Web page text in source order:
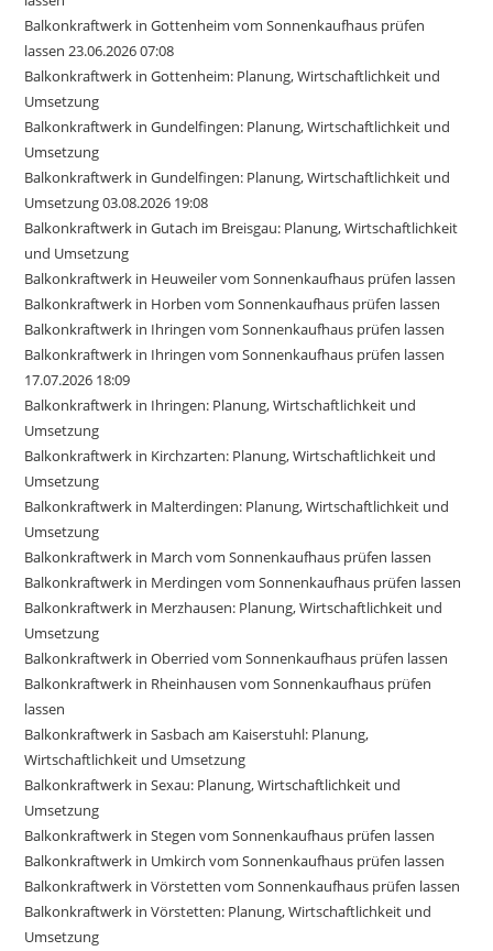
Balkonkraftwerk in Gottenheim vom Sonnenkaufhaus prüfen
lassen 23.06.2026 07:08
Balkonkraftwerk in Gottenheim: Planung, Wirtschaftlichkeit und
Umsetzung
Balkonkraftwerk in Gundelfingen: Planung, Wirtschaftlichkeit und
Umsetzung
Balkonkraftwerk in Gundelfingen: Planung, Wirtschaftlichkeit und
Umsetzung 03.08.2026 19:08
Balkonkraftwerk in Gutach im Breisgau: Planung, Wirtschaftlichkeit
und Umsetzung
Balkonkraftwerk in Heuweiler vom Sonnenkaufhaus prüfen lassen
Balkonkraftwerk in Horben vom Sonnenkaufhaus prüfen lassen
Balkonkraftwerk in Ihringen vom Sonnenkaufhaus prüfen lassen
Balkonkraftwerk in Ihringen vom Sonnenkaufhaus prüfen lassen
17.07.2026 18:09
Balkonkraftwerk in Ihringen: Planung, Wirtschaftlichkeit und
Umsetzung
Balkonkraftwerk in Kirchzarten: Planung, Wirtschaftlichkeit und
Umsetzung
Balkonkraftwerk in Malterdingen: Planung, Wirtschaftlichkeit und
Umsetzung
Balkonkraftwerk in March vom Sonnenkaufhaus prüfen lassen
Balkonkraftwerk in Merdingen vom Sonnenkaufhaus prüfen lassen
Balkonkraftwerk in Merzhausen: Planung, Wirtschaftlichkeit und
Umsetzung
Balkonkraftwerk in Oberried vom Sonnenkaufhaus prüfen lassen
Balkonkraftwerk in Rheinhausen vom Sonnenkaufhaus prüfen
lassen
Balkonkraftwerk in Sasbach am Kaiserstuhl: Planung,
Wirtschaftlichkeit und Umsetzung
Balkonkraftwerk in Sexau: Planung, Wirtschaftlichkeit und
Umsetzung
Balkonkraftwerk in Stegen vom Sonnenkaufhaus prüfen lassen
Balkonkraftwerk in Umkirch vom Sonnenkaufhaus prüfen lassen
Balkonkraftwerk in Vörstetten vom Sonnenkaufhaus prüfen lassen
Balkonkraftwerk in Vörstetten: Planung, Wirtschaftlichkeit und
Umsetzung